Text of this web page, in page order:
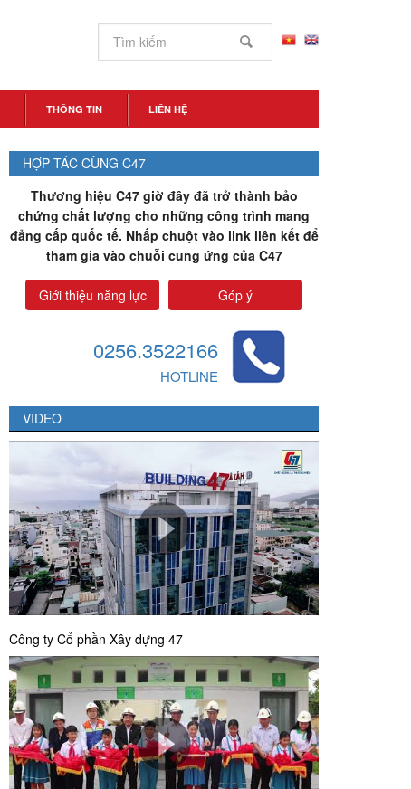
THÔNG TIN LIÊN HỆ
HỢP TÁC CÙNG C47
Thương hiệu C47 giờ đây đã trở thành bảo
chứng chất lượng cho những công trình mang
đẳng cấp quốc tế. Nhấp chuột vào link liên kết để
tham gia vào chuỗi cung ứng của C47
Giới thiệu năng lực Góp ý
0256.3522166
HOTLINE
VIDEO
Công ty Cổ phần Xây dựng 47